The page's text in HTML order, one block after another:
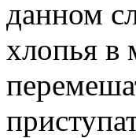
данном
хлопья